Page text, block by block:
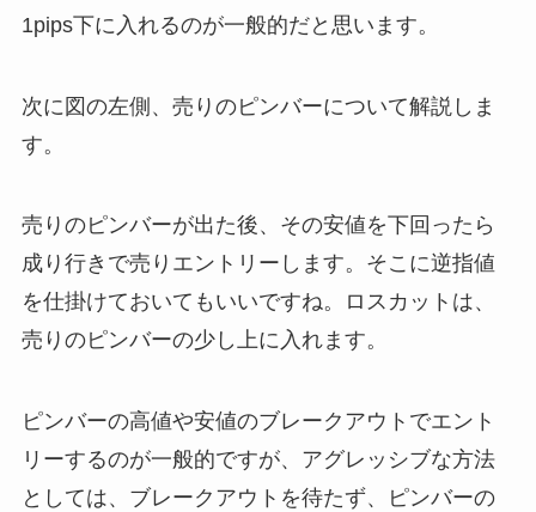
1pips下に入れるのが一般的だと思います。
次に図の左側、売りのピンバーについて解説しま
す。
売りのピンバーが出た後、その安値を下回ったら
成り行きで売りエントリーします。そこに逆指値
を仕掛けておいてもいいですね。ロスカットは、
売りのピンバーの少し上に入れます。
ピンバーの高値や安値のブレークアウトでエント
リーするのが一般的ですが、アグレッシブな方法
としては、ブレークアウトを待たず、ピンバーの